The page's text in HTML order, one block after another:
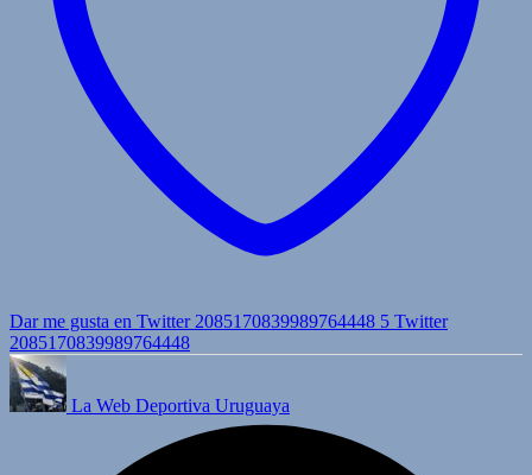
Dar me gusta en Twitter 2085170839989764448 5 Twitter
2085170839989764448
La Web Deportiva Uruguaya